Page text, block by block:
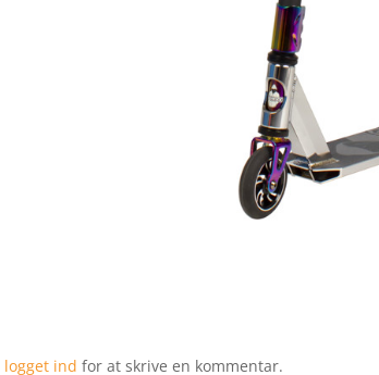
logget ind for at skrive en kommentar.